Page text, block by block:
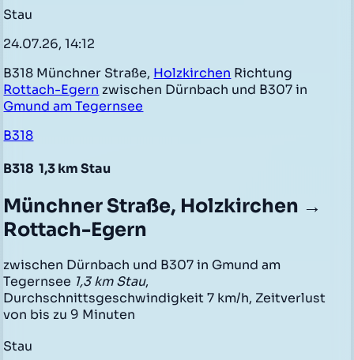
Stau
24.07.26, 14:12
B318 Münchner Straße, Holzkirchen Richtung
Rottach-Egern zwischen Dürnbach und B307 in
Gmund am Tegernsee
B318
B318 1,3 km Stau
Münchner Straße, Holzkirchen →
Rottach-Egern
zwischen Dürnbach und B307 in Gmund am
Tegernsee 1,3 km Stau,
Durchschnittsgeschwindigkeit 7 km/h, Zeitverlust
von bis zu 9 Minuten
Stau